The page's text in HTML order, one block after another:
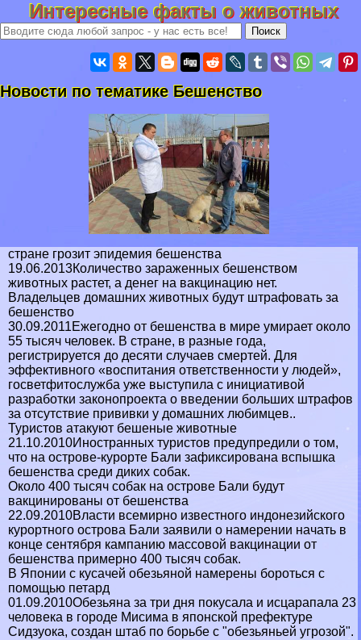
Интересные факты о животных
Новости по тематике Бешенство
стране грозит эпидемия бешенства
19.06.2013Количество зараженных бешенством
животных растет, а денег на вакцинацию нет.
Владельцев домашних животных будут штрафовать за
бешенство
30.09.2011Ежегодно от бешенства в мире умирает около
55 тысяч человек. В стране, в разные года,
регистрируется до десяти случаев cмepтей. Для
эффективного «воспитания ответственности у людей»,
госветфитослужба уже выступила с инициативой
разработки законопроекта о введении больших штрафов
за отсутствие прививки у домашних любимцев..
Туристов атакуют бешеные животные
21.10.2010Иностранных туристов предупредили о том,
что на острове-курорте Бали зафиксирована вспышка
бешенства среди диких собак.
Около 400 тысяч собак на острове Бали будут
вакцинированы от бешенства
22.09.2010Власти всемирно известного индонезийского
курортного острова Бали заявили о намерении начать в
конце сентября кампанию массовой вакцинации от
бешенства примерно 400 тысяч собак.
В Японии с кусачей обезьяной намерены бороться с
помощью петард
01.09.2010Обезьяна за три дня покусала и исцарапала 23
человека в городе Мисима в японской префектуре
Сидзуока, создан штаб по борьбе с "обезьяньей угрозой".